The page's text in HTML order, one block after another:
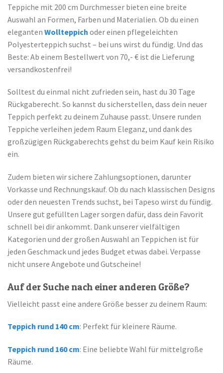
Teppiche mit 200 cm Durchmesser bieten eine breite
Auswahl an Formen, Farben und Materialien. Ob du einen
eleganten Wollteppich oder einen pflegeleichten
Polyesterteppich suchst – bei uns wirst du fündig. Und das
Beste: Ab einem Bestellwert von 70,- € ist die Lieferung
versandkostenfrei!
Solltest du einmal nicht zufrieden sein, hast du 30 Tage
Rückgaberecht. So kannst du sicherstellen, dass dein neuer
Teppich perfekt zu deinem Zuhause passt. Unsere runden
Teppiche verleihen jedem Raum Eleganz, und dank des
großzügigen Rückgaberechts gehst du beim Kauf kein Risiko
ein.
Zudem bieten wir sichere Zahlungsoptionen, darunter
Vorkasse und Rechnungskauf. Ob du nach klassischen Designs
oder den neuesten Trends suchst, bei Tapeso wirst du fündig.
Unsere gut gefüllten Lager sorgen dafür, dass dein Favorit
schnell bei dir ankommt. Dank unserer vielfältigen
Kategorien und der großen Auswahl an Teppichen ist für
jeden Geschmack und jedes Budget etwas dabei. Verpasse
nicht unsere Angebote und Gutscheine!
Auf der Suche nach einer anderen Größe?
Vielleicht passt eine andere Größe besser zu deinem Raum:
Teppich rund 140 cm: Perfekt für kleinere Räume.
Teppich rund 160 cm: Eine beliebte Wahl für mittelgroße
Räume.